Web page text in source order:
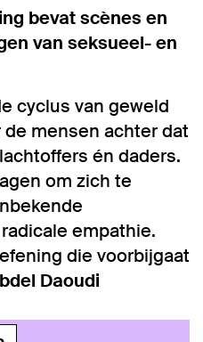
bevat scènes en
van seksueel- en
cyclus van geweld
mensen achter dat
én daders.
om zich te
empathie.
die voorbijgaat
Daoudi